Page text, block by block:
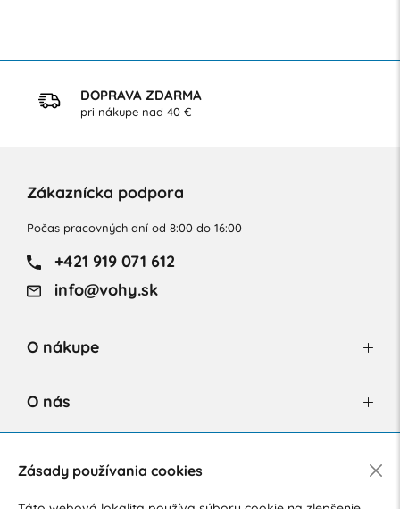
DOPRAVA ZDARMA
pri nákupe nad 40 €
Zákaznícka podpora
Počas pracovných dní od 8:00 do 16:00
+421 919 071 612
info@vohy.sk
O nákupe
O nás
Zásady používania cookies